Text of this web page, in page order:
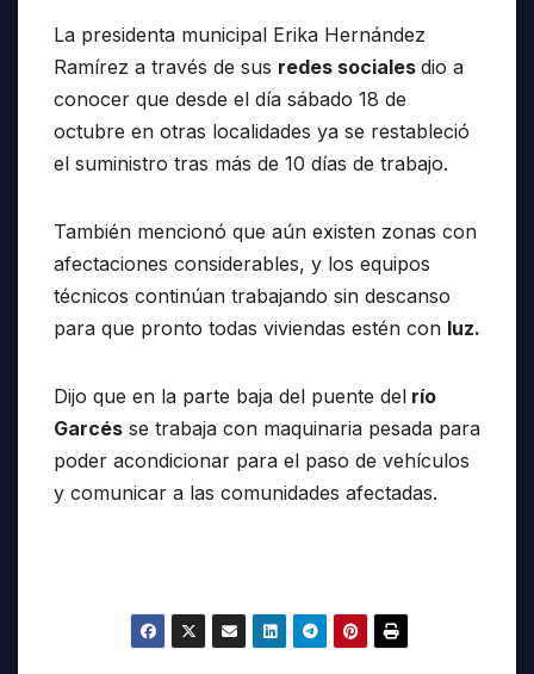
La presidenta municipal Erika Hernández
Ramírez a través de sus redes sociales dio a
conocer que desde el día sábado 18 de
octubre en otras localidades ya se restableció
el suministro tras más de 10 días de trabajo.
También mencionó que aún existen zonas con
afectaciones considerables, y los equipos
técnicos continúan trabajando sin descanso
para que pronto todas viviendas estén con luz.
Dijo que en la parte baja del puente del río
Garcés se trabaja con maquinaria pesada para
poder acondicionar para el paso de vehículos
y comunicar a las comunidades afectadas.